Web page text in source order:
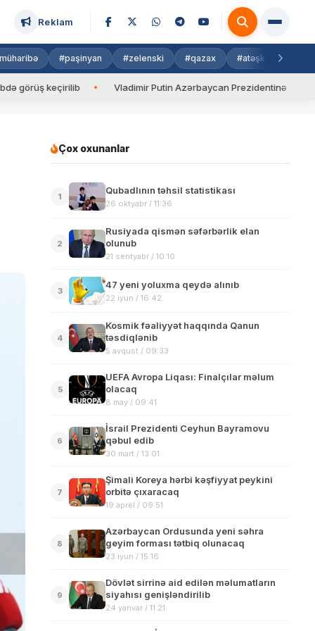
Reklam
#paşinyan #zelenski #qazax #atəşkəs
keçirilib Vladimir Putin Azərbaycan Prezidentinə zəng edib
Çox oxunanlar
1
Qubadlının təhsil statistikası
26 oktyabr / 11:36
2
Rusiyada qismən səfərbərlik elan
olunub
21 sentyabr / 10:10
3
47 yeni yoluxma qeydə alınıb
22 iyun / 16:42
4
Kosmik fəaliyyət haqqında Qanun
təsdiqlənib
5 avqust / 09:33
5
UEFA Avropa Liqası: Finalçılar məlum
olacaq
8 may / 09:41
6
İsrail Prezidenti Ceyhun Bayramovu
qəbul edib
30 mart / 13:01
7
Şimali Koreya hərbi kəşfiyyat peykini
orbitə çıxaracaq
19 aprel / 09:51
8
Azərbaycan Ordusunda yeni səhra
geyim forması tətbiq olunacaq
23 iyun / 15:16
9
Dövlət sirrinə aid edilən məlumatların
siyahısı genişləndirilib
24 yanvar / 11:21